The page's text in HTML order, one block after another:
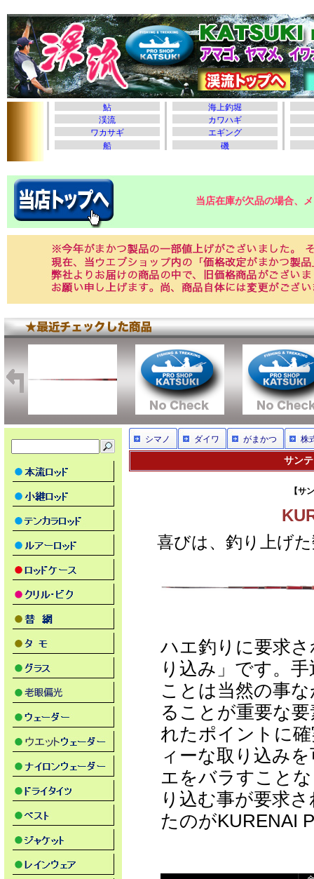
当店在庫が欠品の場合、
シマノ ダイワ がまかつ 株
サン
【サ
喜びは、釣り上げ
ハエ釣りに要求
り込み」です。
ことは当然の事
ることが重要な
れたポイントに
ィーな取り込み
エをバラすこと
り込む事が要求
たのがKURENAI